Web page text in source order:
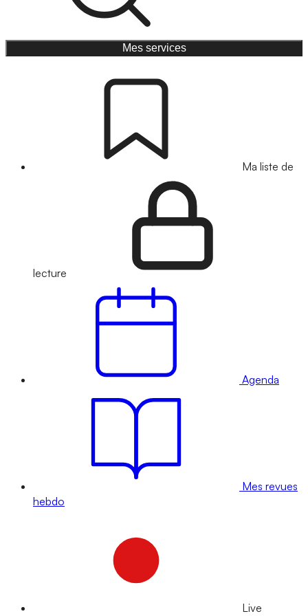
Mes services
Ma liste de
lecture
Agenda
Mes revues
hebdo
Live